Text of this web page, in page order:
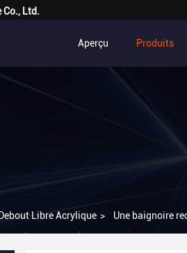
Co., Ltd.
Aperçu Produits
Libre Acrylique > Une baignoire